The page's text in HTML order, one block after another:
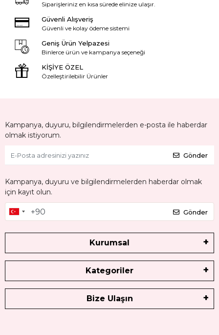
Siparişleriniz en kısa sürede elinize ulaşır.
Güvenli Alışveriş
Güvenli ve kolay ödeme sistemi
Geniş Ürün Yelpazesi
Binlerce ürün ve kampanya seçeneği
KİŞİYE ÖZEL
Özelleştirilebilir Ürünler
Kampanya, duyuru, bilgilendirmelerden e-posta ile haberdar
olmak istiyorum.
Gönder
Kampanya, duyuru ve bilgilendirmelerden haberdar olmak
için kayıt olun.
Gönder
Kurumsal
Kategoriler
Bize Ulaşın